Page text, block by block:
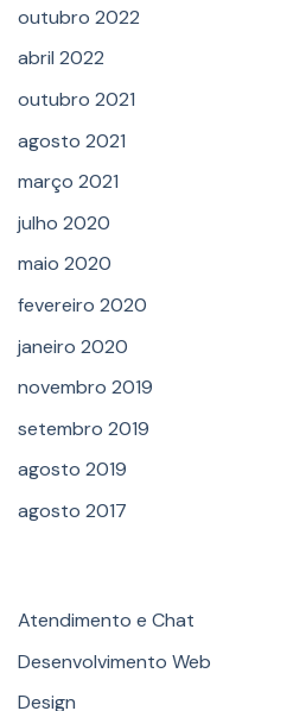
outubro 2022
abril 2022
outubro 2021
agosto 2021
março 2021
julho 2020
maio 2020
fevereiro 2020
janeiro 2020
novembro 2019
setembro 2019
agosto 2019
agosto 2017
Atendimento e Chat
Desenvolvimento Web
Design